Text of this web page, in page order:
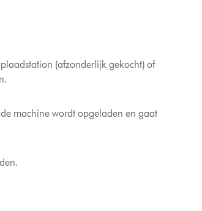
(afzonderlijk gekocht) of
machine wordt opgeladen en gaat